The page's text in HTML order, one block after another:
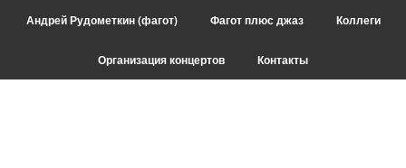
navigation
content
sidebar
Андрей Рудометкин (фагот) Фагот плюс джаз Коллеги
Организация концертов Контакты